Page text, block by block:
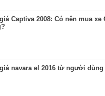
Captiva 2008: Có nên mua xe
navara el 2016 từ người dùng